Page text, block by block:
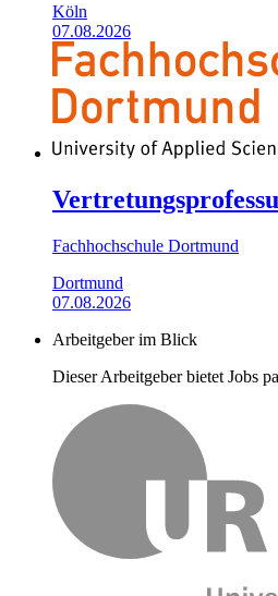
Köln
07.08.2026
Fachhochschule Dortmund
Dortmund
07.08.2026
Arbeitgeber im Blick
Dieser Arbeitgeber bietet Jobs